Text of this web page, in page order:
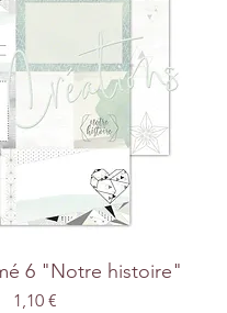
6 "Notre histoire"
Prix
1,10 €